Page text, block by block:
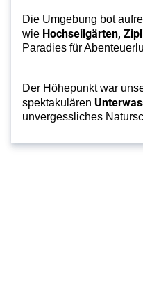
Die Umgebung bot
wie Hochseilgärten,
Paradies für
Der Höhepunkt war
spektakulären
unvergessliches